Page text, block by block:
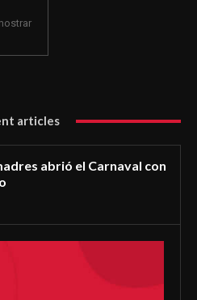
articles
abrió el Carnaval con